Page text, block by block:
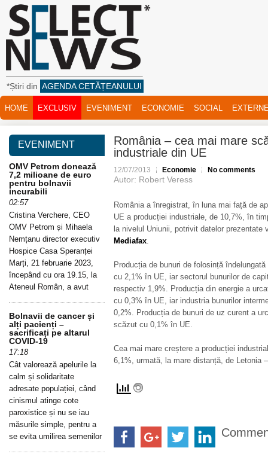
*Știri din AGENDA CETĂȚEANULUI
HOME EXCLUSIV EVENIMENT ECONOMIE SOCIAL
România – cea mai mare
industriale din UE
12/07/2013 Economie No comments
Autor: Robert Veress
România a înregistrat, în luna mai față de
UE a producției industriale, de 10,7%, în
la nivelul Uniunii, potrivit datelor
Mediafax.
Producția de bunuri de folosință
cu 2,1% în UE, iar sectorul bunurilor de
respectiv 1,9%. Producția din energie a
cu 0,3% în UE, iar industria bunurilor
0,2%. Producția de bunuri de uz curent a
scăzut cu 0,1% în UE.
Cea mai mare creștere a producției
6,1%, urmată, la mare distanță, de Letonia
EVENIMENT
OMV Petrom donează
7,2 milioane de euro
pentru bolnavii
incurabili
02:57
Cristina Verchere, CEO
OMV Petrom și Mihaela
Nemțanu director executiv
Hospice Casa Speranței
Marți, 21 februarie 2023,
începând cu ora 19.15, la
Ateneul Român, a avut
Bolnavii de cancer și
alți pacienți –
sacrificați pe altarul
COVID-19
17:18
Cât valorează apelurile la
calm și solidaritate
adresate populației, când
cinismul atinge cote
paroxistice și nu se iau
măsurile simple, pentru a
se evita umilirea semenilor